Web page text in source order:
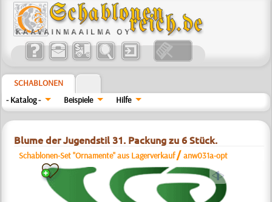
SCHABLONEN
- Katalog -
Beispiele Hilfe
Blume der Jugendstil 31. Packung zu 6 Stück.
Schablonen-Set "Ornamente" aus Lagerverkauf /anw031a-opt
a